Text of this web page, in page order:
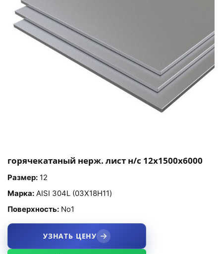
горячекатаный нерж. лист н/с 12х1500х6000
Размер: 12
Марка: AISI 304L (03Х18Н11)
Поверхность: No1
УЗНАТЬ ЦЕНУ